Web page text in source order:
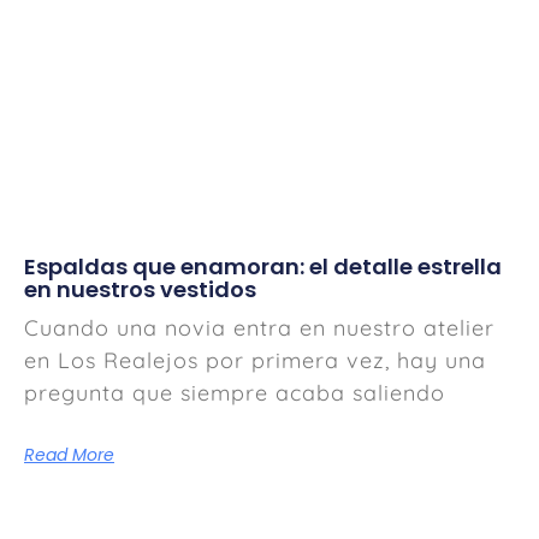
Espaldas que enamoran: el detalle estrella
en nuestros vestidos
Cuando una novia entra en nuestro atelier
en Los Realejos por primera vez, hay una
pregunta que siempre acaba saliendo
Read More